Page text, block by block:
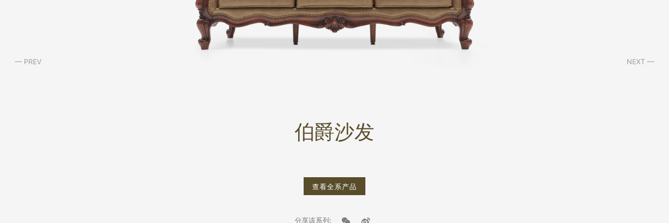
— PREV NEXT —
伯爵沙发
查看全系产品
分享该系列: